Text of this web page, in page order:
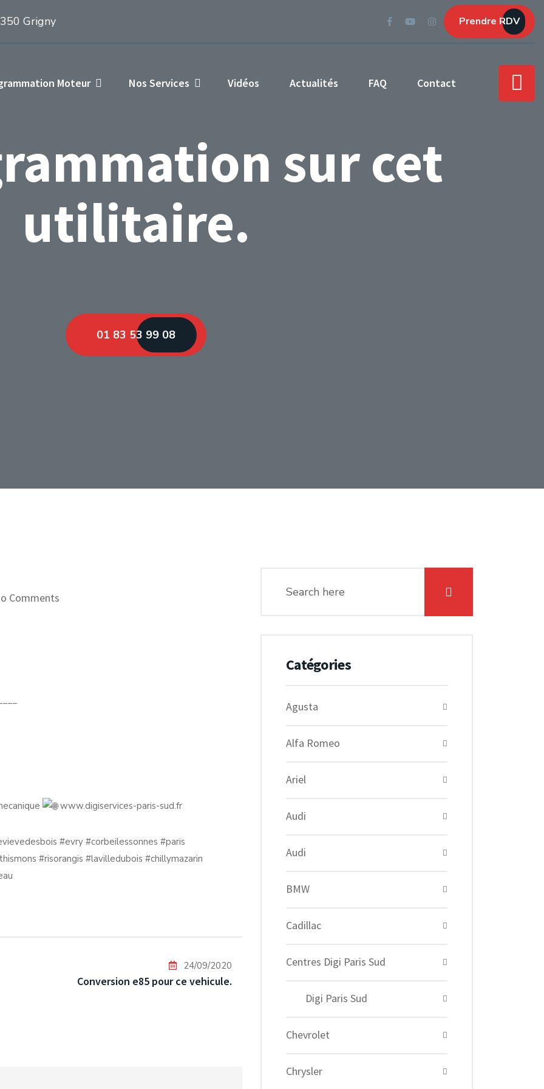
Grigny Prendre RDV
Moteur Nos Services Vidéos Actualités FAQ Contact
sur cet
utilitaire.
01 83 53 99 08
Comments
www.digiservices-paris-sud.fr
#evry #corbeilessonnes #paris
#risorangis #lavilledubois #chillymazarin
24/09/2020
Conversion e85 pour ce vehicule.
Catégories
Agusta
Alfa Romeo
Ariel
Audi
Audi
BMW
Cadillac
Centres Digi Paris Sud
Digi Paris Sud
Chevrolet
Chrysler